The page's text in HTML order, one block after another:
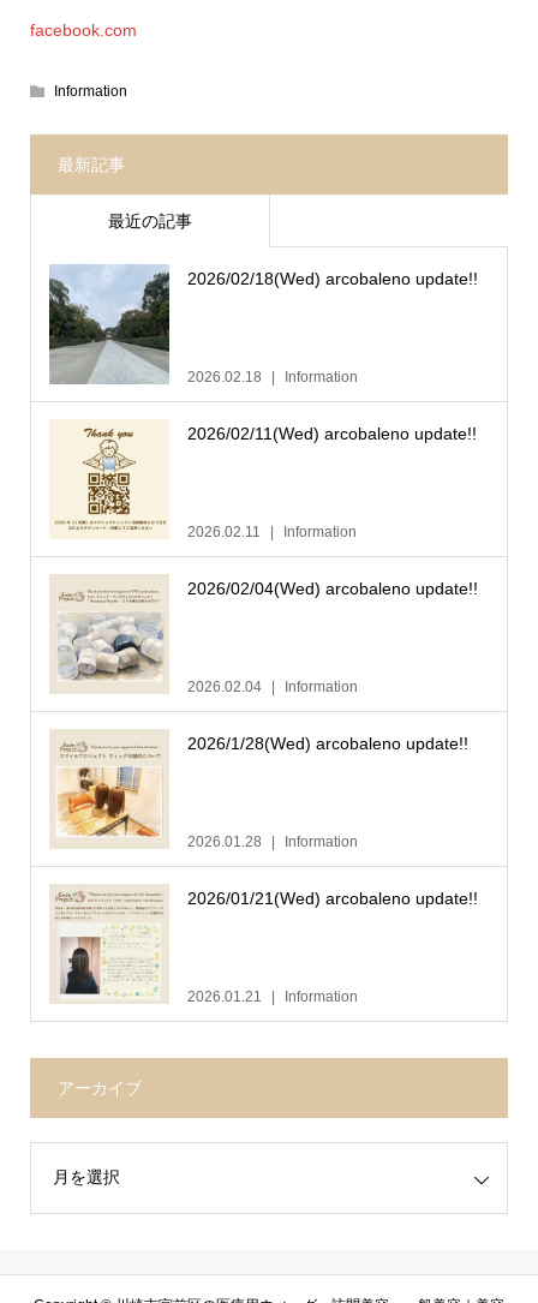
facebook.com
Information
最新記事
最近の記事
2026/02/18(Wed) arcobaleno update!!
2026.02.18 Information
2026/02/11(Wed) arcobaleno update!!
2026.02.11 Information
2026/02/04(Wed) arcobaleno update!!
2026.02.04 Information
2026/1/28(Wed) arcobaleno update!!
2026.01.28 Information
2026/01/21(Wed) arcobaleno update!!
2026.01.21 Information
アーカイブ